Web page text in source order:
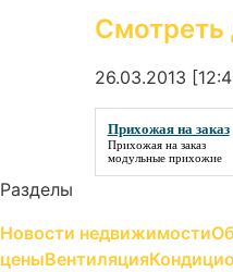
Смотреть
26.03.2013
Прихожая на заказ
Прихожая на заказ
модульные прихожие
Разделы
Новости недвижимости
ценыВентиляция